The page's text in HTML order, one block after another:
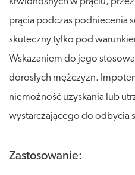
prącia podczas podniecenia
skuteczny tylko pod
Wskazaniem do jego
dorosłych mężczyzn.
niemożność uzyskania lub
wystarczającego do odbycia
Zastosowanie: